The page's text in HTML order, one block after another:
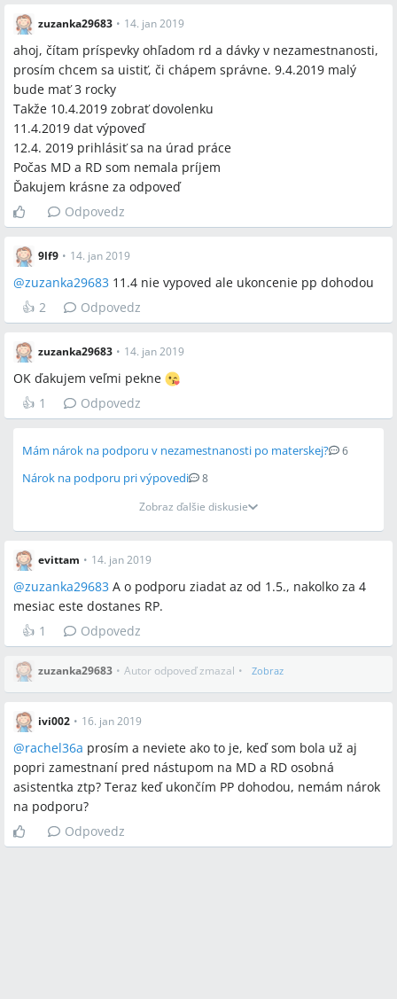
Otvorené otázky
Presná oficiálna výška "maximálnej podpory" podľa platnej
legislatívy nebola v diskusii uvedená a zostala
nezodpovedaná.
Nie je jednoznačne vyriešené, aký konkrétny vplyv má
postup preplatenia dovolenky zamestnávateľom v
prípadoch, keď zamestnávateľ tvrdí, že "nemá peniaze" na
preplatenie.
Spomenuté značky a firmy
ÚPSVaR, Sociálna poisťovňa
Spomenuté produkty a metódy
dohoda o skončení pracovného pomeru, vyčerpať 1 deň
dovolenky, preplatenie dovolenky, PN (pracovná neschopnosť),
materská dovolenka (MD), rodičovská dovolenka (RD), podpora
v nezamestnanosti, 730 dní poistenia v posledných 4 rokoch,
výpočet podpory z hrubej mzdy z posledných 2 rokov
Miesta a osoby
žiadne
zuzanka29683 • 14. jan 2019
ahoj, čítam príspevky ohľadom rd a dávky v nezamestnanosti,
prosím chcem sa uistiť, či chápem správne. 9.4.2019 malý
bude mať 3 rocky
Takže 10.4.2019 zobrať dovolenku
11.4.2019 dat výpoveď
12.4. 2019 prihlásiť sa na úrad práce
Počas MD a RD som nemala príjem
Ďakujem krásne za odpoveď
Odpovedz
9lf9 • 14. jan 2019
@zuzanka29683 11.4 nie vypoved ale ukoncenie pp dohodou
👍 2 Odpovedz
zuzanka29683 • 14. jan 2019
OK ďakujem veľmi pekne
👍 1 Odpovedz
Mám nárok na podporu v nezamestnanosti po materskej? 6
Nárok na podporu pri výpovedi
8
Zobraz ďalšie diskusie
evittam • 14. jan 2019
@zuzanka29683 A o podporu ziadat az od 1.5., nakolko za 4
mesiac este dostanes RP.
👍 1 Odpovedz
zuzanka29683 • Autor odpoveď zmazal • Zobraz
ivi002 • 16. jan 2019
@rachel36a prosím a neviete ako to je, keď som bola už aj
popri zamestnaní pred nástupom na MD a RD osobná
asistentka ztp? Teraz keď ukončím PP dohodou, nemám nárok
na podporu?
Odpovedz